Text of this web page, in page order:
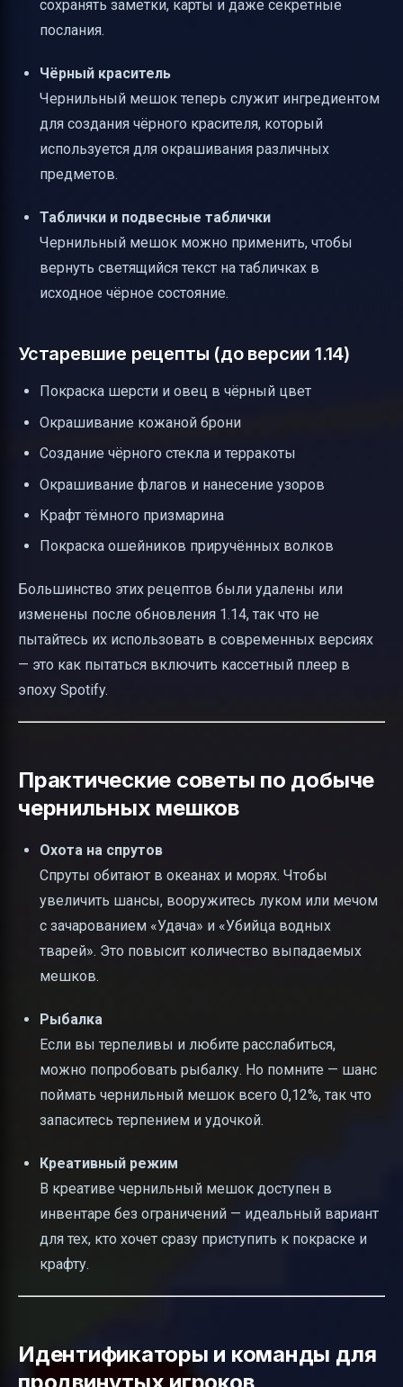
сохранять заметки, карты и даже секретные
послания.
Чёрный краситель
Чернильный мешок теперь служит ингредиентом
для создания чёрного красителя, который
используется для окрашивания различных
предметов.
Таблички и подвесные таблички
Чернильный мешок можно применить, чтобы
вернуть светящийся текст на табличках в
исходное чёрное состояние.
Устаревшие рецепты (до версии 1.14)
Покраска шерсти и овец в чёрный цвет
Окрашивание кожаной брони
Создание чёрного стекла и терракоты
Окрашивание флагов и нанесение узоров
Крафт тёмного призмарина
Покраска ошейников приручённых волков
Большинство этих рецептов были удалены или
изменены после обновления 1.14, так что не
пытайтесь их использовать в современных версиях
— это как пытаться включить кассетный плеер в
эпоху Spotify.
Практические советы по добыче
чернильных мешков
Охота на спрутов
Спруты обитают в океанах и морях. Чтобы
увеличить шансы, вооружитесь луком или мечом
с зачарованием «Удача» и «Убийца водных
тварей». Это повысит количество выпадаемых
мешков.
Рыбалка
Если вы терпеливы и любите расслабиться,
можно попробовать рыбалку. Но помните — шанс
поймать чернильный мешок всего 0,12%, так что
запаситесь терпением и удочкой.
Креативный режим
В креативе чернильный мешок доступен в
инвентаре без ограничений — идеальный вариант
для тех, кто хочет сразу приступить к покраске и
крафту.
Идентификаторы и команды для